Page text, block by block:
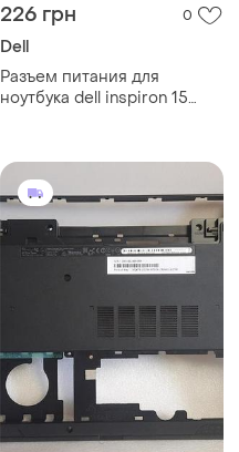
226 грн 0
Dell
Разъем питания для
ноутбука dell inspiron 15
кабелем шлейф